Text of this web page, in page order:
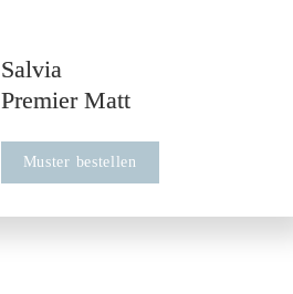
Salvia
Premier Matt
Muster bestellen